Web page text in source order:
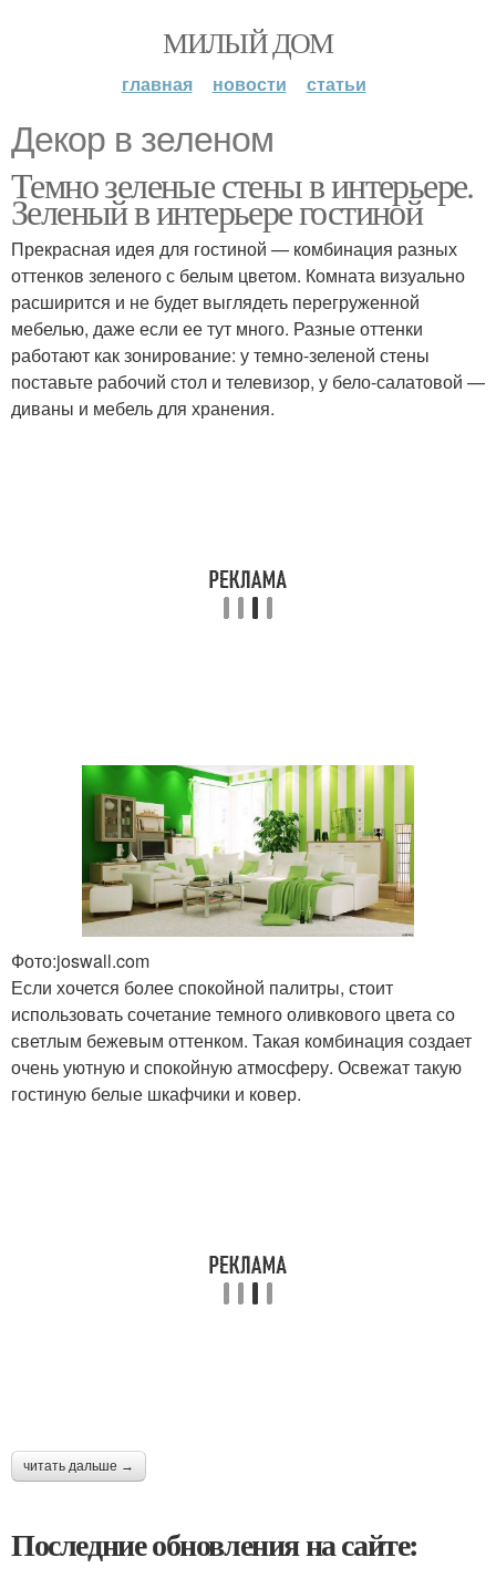
МИЛЫЙ ДОМ
главная новости статьи
Декор в зеленом
Темно зеленые стены в интерьере.
Зеленый в интерьере гостиной
Прекрасная идея для гостиной — комбинация разных
оттенков зеленого с белым цветом. Комната визуально
расширится и не будет выглядеть перегруженной
мебелью, даже если ее тут много. Разные оттенки
работают как зонирование: у темно-зеленой стены
поставьте рабочий стол и телевизор, у бело-салатовой —
диваны и мебель для хранения.
Фото:joswall.com
Если хочется более спокойной палитры, стоит
использовать сочетание темного оливкового цвета со
светлым бежевым оттенком. Такая комбинация создает
очень уютную и спокойную атмосферу. Освежат такую
гостиную белые шкафчики и ковер.
читать дальше →
Последние обновления на сайте: